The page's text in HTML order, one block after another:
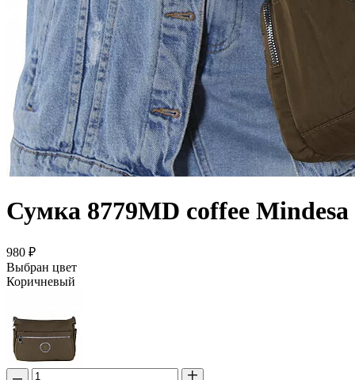
Сумка 8779MD coffee Mindesa
980 ₽
Выбран цвет
Коричневый